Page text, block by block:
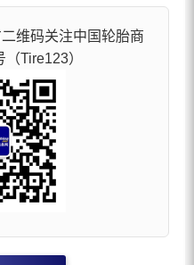
维码关注中国轮胎商
Tire123）